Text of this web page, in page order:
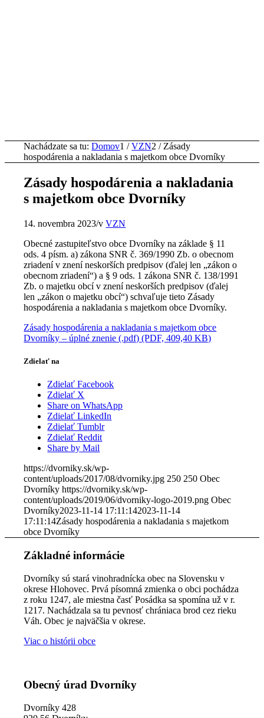
Nachádzate sa tu: Domov1 / VZN2 / Zásady
hospodárenia a nakladania s majetkom obce Dvorníky
Zásady hospodárenia a nakladania
s majetkom obce Dvorníky
14. novembra 2023/vVZN
Obecné zastupiteľstvo obce Dvorníky na základe § 11
ods. 4 písm. a) zákona SNR č. 369/1990 Zb. o obecnom
zriadení v znení neskorších predpisov (ďalej len „zákon o
obecnom zriadení“) a § 9 ods. 1 zákona SNR č. 138/1991
Zb. o majetku obcí v znení neskorších predpisov (ďalej
len „zákon o majetku obcí“) schvaľuje tieto Zásady
hospodárenia a nakladania s majetkom obce Dvorníky.
Zásady hospodárenia a nakladania s majetkom obce
Dvorníky – úplné znenie (.pdf) (PDF, 409,40 KB)
Zdielať na
Zdielať Facebook
Zdielať X
Share on WhatsApp
Zdielať LinkedIn
Zdielať Tumblr
Zdielať Reddit
Share by Mail
https://dvorniky.sk/wp-
content/uploads/2017/08/dvorniky.jpg 250 250 Obec
Dvorníky https://dvorniky.sk/wp-
content/uploads/2019/06/dvorniky-logo-2019.png Obec
Dvorníky2023-11-14 17:11:142023-11-14
17:11:14Zásady hospodárenia a nakladania s majetkom
obce Dvorníky
Základné informácie
Dvorníky sú stará vinohradnícka obec na Slovensku v
okrese Hlohovec. Prvá písomná zmienka o obci pochádza
z roku 1247, ale miestna časť Posádka sa spomína už v r.
1217. Nachádzala sa tu pevnosť chrániaca brod cez rieku
Váh. Obec je najväčšia v okrese.
Viac o histórii obce
Obecný úrad Dvorníky
Dvorníky 428